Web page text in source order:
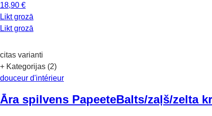
18,90 €
Likt grozā
Likt grozā
citas varianti
+ Kategorijas (2)
douceur d'intérieur
Āra spilvens PapeeteBalts/zaļš/zelta